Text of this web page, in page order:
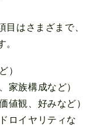
目はさまざまで、
。
）
家族構成など）
値観、好みなど）
ロイヤリティな